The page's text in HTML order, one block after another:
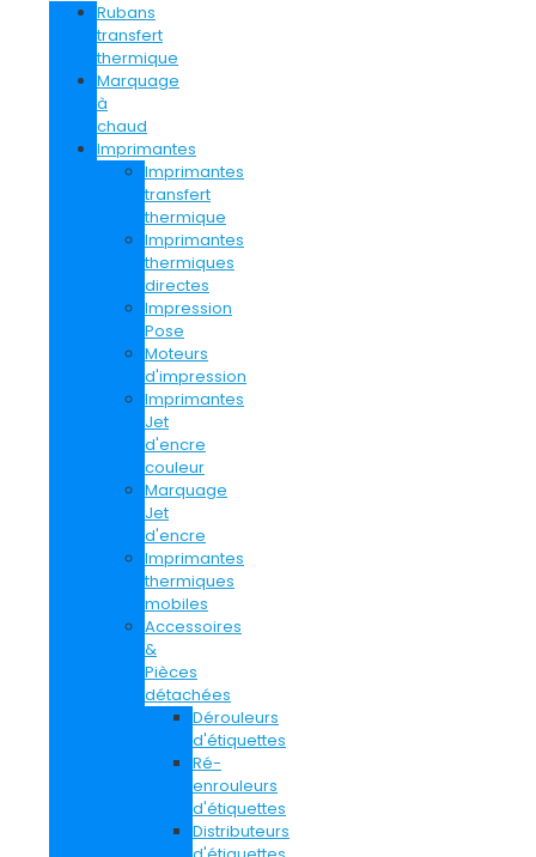
Rubans
transfert
thermique
Marquage
à
chaud
Imprimantes
Imprimantes
transfert
thermique
Imprimantes
thermiques
directes
Impression
Pose
Moteurs
d'impression
Imprimantes
Jet
d'encre
couleur
Marquage
Jet
d'encre
Imprimantes
thermiques
mobiles
Accessoires
&
Pièces
détachées
Dérouleurs
d'étiquettes
Ré-
enrouleurs
d'étiquettes
Distributeurs